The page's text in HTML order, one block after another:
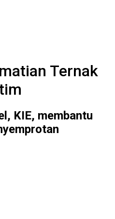
Ternak
KIE, membantu